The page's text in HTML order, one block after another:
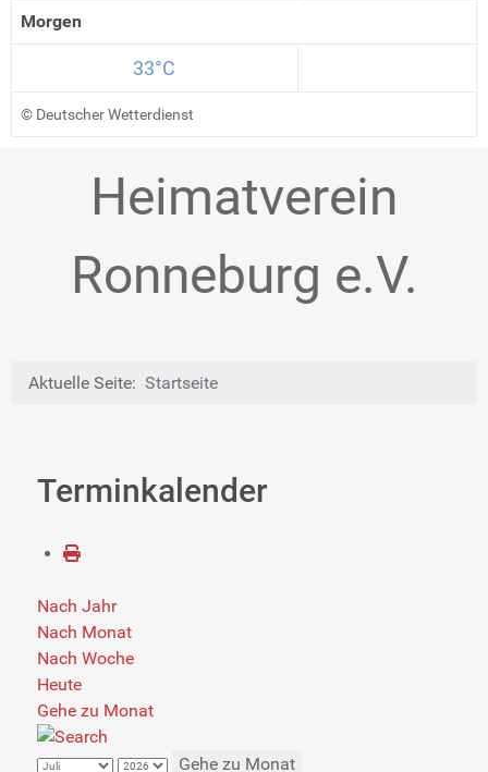
Morgen
33°C
© Deutscher Wetterdienst
Heimatverein
Ronneburg e.V.
Aktuelle Seite: Startseite
Terminkalender
Nach Jahr
Nach Monat
Nach Woche
Heute
Gehe zu Monat
Gehe zu Monat